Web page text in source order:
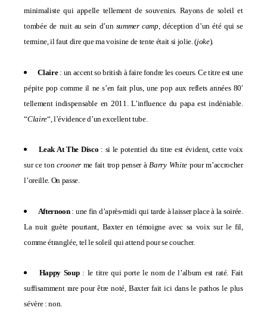
minimaliste qui appelle tellement de souvenirs. Rayons de soleil et
tombée de nuit au sein d’unsummer camp, déception d’un été qui se
termine, il faut dire que ma voisine de tente était si jolie. (joke).
Claire : un accent so british à faire fondre les coeurs. Ce titre est une
pépite pop comme il ne s’en fait plus, une pop aux reflets années 80′
tellement indispensable en 2011. L’influence du papa est indéniable.
“Claire“, l’évidence d’un excellent tube.
Leak At The Disco : si le potentiel du titre est évident, cette voix
sur ce toncroonerme fait trop penser àBarry Whitepour m’accrocher
l’oreille. On passe.
Afternoon: une fin d’après-midi qui tarde à laisser place à la soirée.
La nuit guète pourtant, Baxter en témoigne avec sa voix sur le fil,
comme étranglée, tel le soleil qui attend pour se coucher.
Happy Soup: le titre qui porte le nom de l’album est raté. Fait
suffisamment rare pour être noté, Baxter fait ici dans le pathos le plus
sévère : non.